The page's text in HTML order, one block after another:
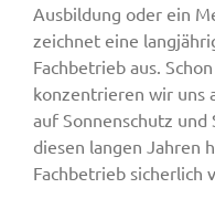
Ausbildung oder ein
zeichnet eine
Fachbetrieb aus.
konzentrieren wir uns
auf Sonnenschutz und
diesen langen Jahren
Fachbetrieb sicherlich